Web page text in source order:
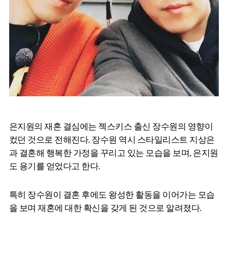
은지원의 재혼 결심에는 젝스키스 출신 장수원의 영향이
컸던 것으로 전해진다. 장수원 역시 스타일리스트 지상은
과 결혼해 행복한 가정을 꾸리고 있는 모습을 보며, 은지원
도 용기를 얻었다고 한다.
특히 장수원이 결혼 후에도 왕성한 활동을 이어가는 모습
을 보며 재혼에 대한 확신을 갖게 된 것으로 알려졌다.